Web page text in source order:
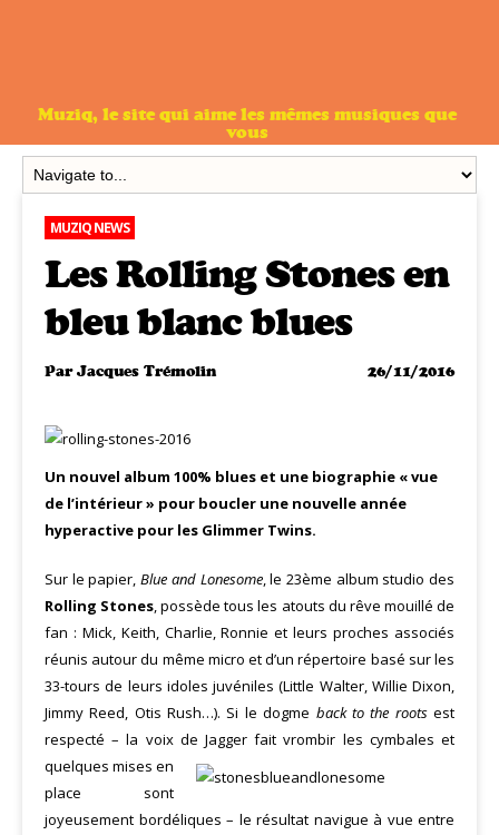
Muziq, le site qui aime les mêmes musiques que
vous
MUZIQ NEWS
Les Rolling Stones en
bleu blanc blues
ParJacques Trémolin 26/11/2016
Un nouvel album 100% blues et une biographie « vue
de l’intérieur » pour boucler une nouvelle année
hyperactive pour les Glimmer Twins.
Sur le papier,Blue and Lonesome, le 23ème album studio des
Rolling Stones, possède tous les atouts du rêve mouillé de
fan : Mick, Keith, Charlie, Ronnie et leurs proches associés
réunis autour du même micro et d’un répertoire basé sur les
33-tours de leurs idoles juvéniles (Little Walter, Willie Dixon,
Jimmy Reed, Otis Rush…). Si le dogme back to the rootsest
respecté – la voix de Jagger fait vrombir les cymbales et
quelques mises en
place sont
joyeusement bordéliques – le résultat navigue à vue entre